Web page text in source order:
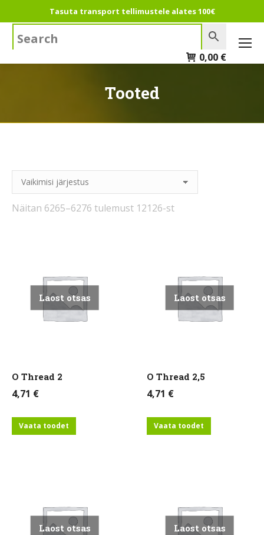
Tasuta transport tellimustele alates 100€
0,00 €
Tooted
Näitan 6265–6276 tulemust 12126-st
Laost otsas
O Thread 2
4,71 €
Vaata toodet
Laost otsas
O Thread 2,5
4,71 €
Vaata toodet
Laost otsas Laost otsas